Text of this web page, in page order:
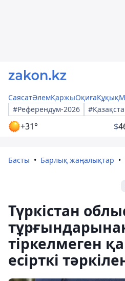
СаясатӘлемҚаржыОқиғаҚұқық
#Референдум-2026
+31° $
Басты Барлық жаңалықтар
Түркістан
тіркелмеген
есірткі